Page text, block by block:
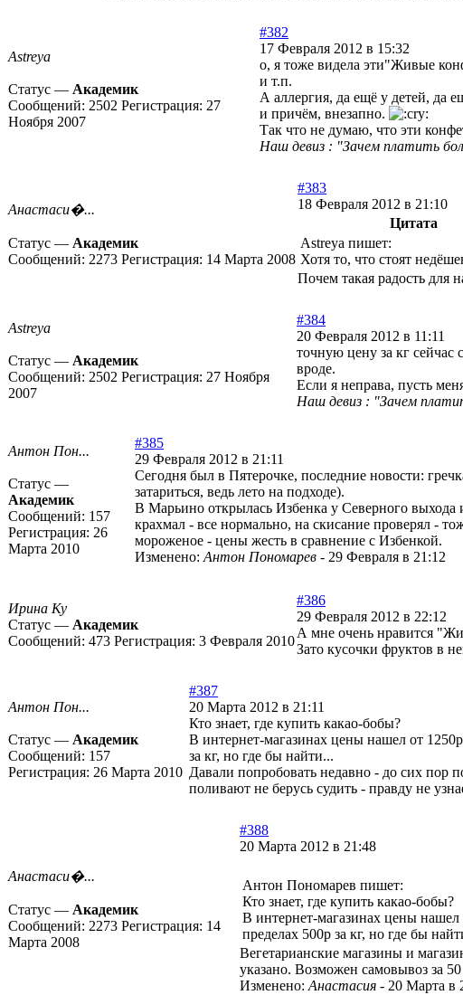
Astreya
Статус — Академик
Сообщений: 2502 Регистрация: 27
Ноября 2007
#382
17 Февраля 2012 в 15:32
о, я тоже видела эти"Живые
и т.п.
А аллергия, да ещё у детей, да
и причём, внезапно.
Так что не думаю, что эти
Наш девиз : "Зачем платить
Анастаси�...
Статус — Академик
Сообщений: 2273 Регистрация: 14 Марта 2008
#383
18 Февраля 2012 в 21:10
Цитата
Astreya пишет:
Хотя то, что стоят
Почем такая радость для
Astreya
Статус — Академик
Сообщений: 2502 Регистрация: 27 Ноября
2007
#384
20 Февраля 2012 в 11:11
точную цену за кг
вроде.
Если я неправа, пусть
Наш девиз : "Зачем
Антон Пон...
Статус —
Академик
Сообщений: 157
Регистрация: 26
Марта 2010
#385
29 Февраля 2012 в 21:11
Сегодня был в Пятерочке, последние новости:
затариться, ведь лето на подходе).
В Марьино открылась Избенка у Северного выхода
крахмал - все нормально, на скисание проверял -
мороженое - цены жесть в сравнение с Избенкой.
Изменено: Антон Пономарев - 29 Февраля в 21:12
Ирина Ку
Статус — Академик
Сообщений: 473 Регистрация: 3 Февраля 2010
#386
29 Февраля 2012 в 22:12
А мне очень нравится
Зато кусочки фруктов в
Антон Пон...
Статус — Академик
Сообщений: 157
Регистрация: 26 Марта 2010
#387
20 Марта 2012 в 21:11
Кто знает, где купить какао-бобы?
В интернет-магазинах цены нашел от
за кг, но где бы найти...
Давали попробовать недавно - до сих пор
поливают не берусь судить - правду не
Анастаси�...
Статус — Академик
Сообщений: 2273 Регистрация: 14
Марта 2008
#388
20 Марта 2012 в 21:48
Антон Пономарев пишет:
Кто знает, где купить какао-бобы?
В интернет-магазинах цены
пределах 500р за кг, но где бы
Вегетарианские магазины и
указано. Возможен самовывоз за
Изменено: Анастасия - 20 Марта в